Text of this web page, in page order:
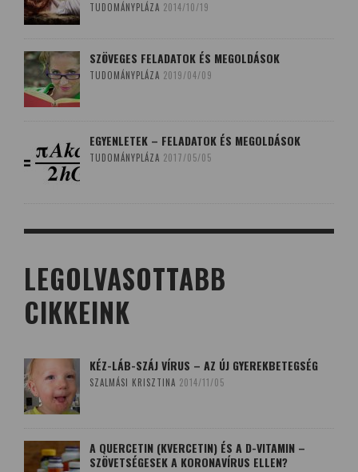
TUDOMÁNYPLÁZA 2014/10/19
SZÖVEGES FELADATOK ÉS MEGOLDÁSOK
TUDOMÁNYPLÁZA 2019/04/09
EGYENLETEK – FELADATOK ÉS MEGOLDÁSOK
TUDOMÁNYPLÁZA 2017/05/05
LEGOLVASOTTABB
CIKKEINK
KÉZ-LÁB-SZÁJ VÍRUS – AZ ÚJ GYEREKBETEGSÉG
SZALMÁSI KRISZTINA 2014/11/05
A QUERCETIN (KVERCETIN) ÉS A D-VITAMIN –
SZÖVETSÉGESEK A KORONAVÍRUS ELLEN?